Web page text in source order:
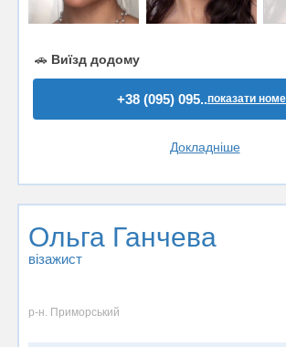
🚗 Виїзд додому
+38 (095) 095..показати
Докладніше
Ольга Ганчева
візажист
р-н. Приморський